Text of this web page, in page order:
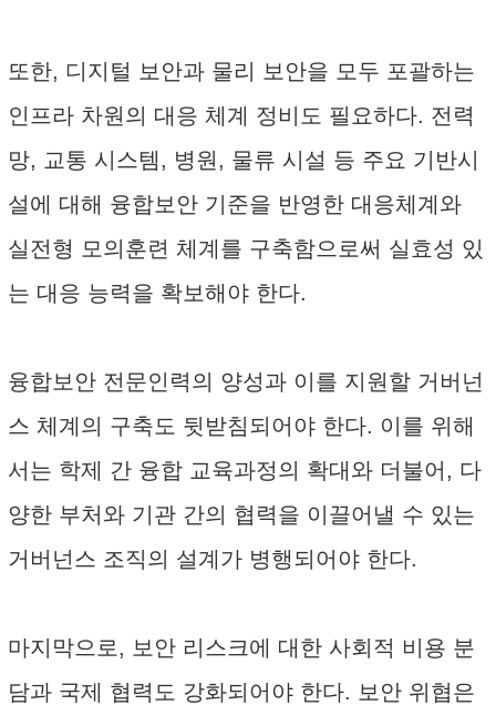
또한, 디지털 보안과 물리 보안을 모두 포괄하는
인프라 차원의 대응 체계 정비도 필요하다. 전력
망, 교통 시스템, 병원, 물류 시설 등 주요 기반시
설에 대해 융합보안 기준을 반영한 대응체계와
실전형 모의훈련 체계를 구축함으로써 실효성 있
는 대응 능력을 확보해야 한다.
융합보안 전문인력의 양성과 이를 지원할 거버넌
스 체계의 구축도 뒷받침되어야 한다. 이를 위해
서는 학제 간 융합 교육과정의 확대와 더불어, 다
양한 부처와 기관 간의 협력을 이끌어낼 수 있는
거버넌스 조직의 설계가 병행되어야 한다.
마지막으로, 보안 리스크에 대한 사회적 비용 분
담과 국제 협력도 강화되어야 한다. 보안 위협은